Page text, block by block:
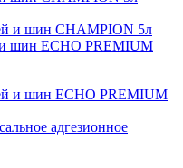
шин ECHO PREMIUM
адгезионное